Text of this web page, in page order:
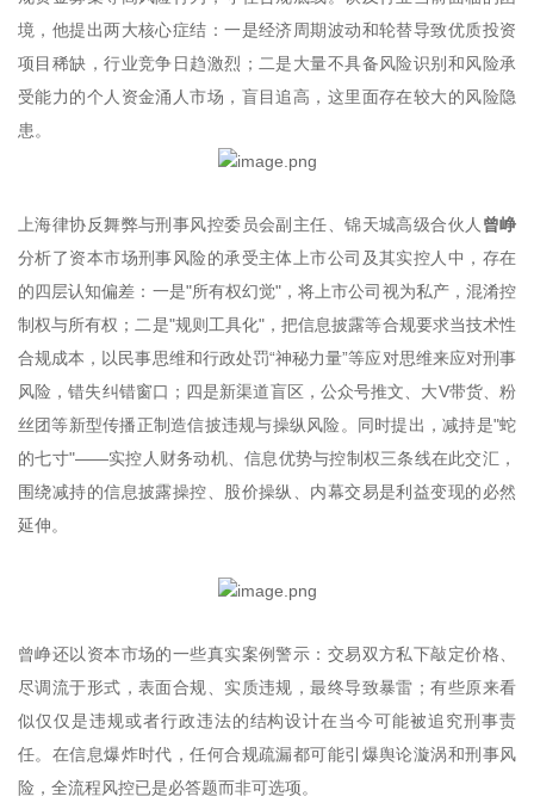
境，他提出两大核心症结：一是经济周期波动和轮替导致优质投资
项目稀缺，行业竞争日趋激烈；二是大量不具备风险识别和风险承
受能力的个人资金涌人市场，盲目追高，这里面存在较大的风险隐
患。
上海律协反舞弊与刑事风控委员会副主任、锦天城高级合伙人 曾峥
分析了资本市场刑事风险的承受主体上市公司及其实控人中，存在
的四层认知偏差：一是"所有权幻觉"，将上市公司视为私产，混淆控
制权与所有权；二是"规则工具化"，把信息披露等合规要求当技术性
合规成本，以民事思维和行政处罚“神秘力量”等应对思维来应对刑事
风险，错失纠错窗口；四是新渠道盲区，公众号推文、大V带货、粉
丝团等新型传播正制造信披违规与操纵风险。同时提出，减持是"蛇
的七寸"——实控人财务动机、信息优势与控制权三条线在此交汇，
围绕减持的信息披露操控、股价操纵、内幕交易是利益变现的必然
延伸。
曾峥还以资本市场的一些真实案例警示：交易双方私下敲定价格、
尽调流于形式，表面合规、实质违规，最终导致暴雷；有些原来看
似仅仅是违规或者行政违法的结构设计在当今可能被追究刑事责
任。在信息爆炸时代，任何合规疏漏都可能引爆舆论漩涡和刑事风
险，全流程风控已是必答题而非可选项。